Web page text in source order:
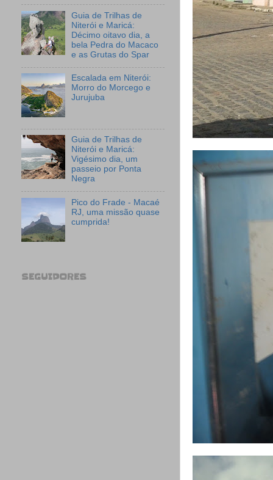
Guia de Trilhas de
Niterói e Maricá:
Décimo oitavo dia, a
bela Pedra do Macaco
e as Grutas do Spar
Escalada em Niterói:
Morro do Morcego e
Jurujuba
Guia de Trilhas de
Niterói e Maricá:
Vigésimo dia, um
passeio por Ponta
Negra
Pico do Frade - Macaé
RJ, uma missão quase
cumprida!
SEGUIDORES